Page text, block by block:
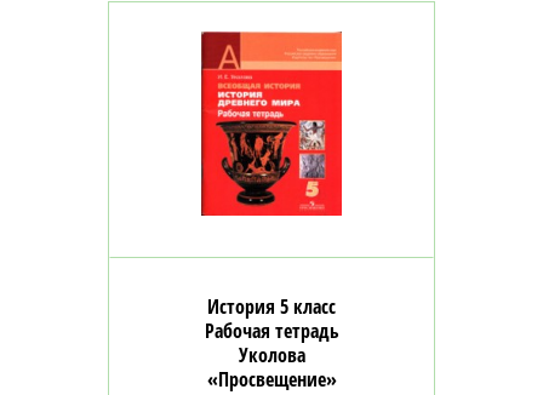
История 5 класс
Рабочая тетрадь
Уколова
«Просвещение»